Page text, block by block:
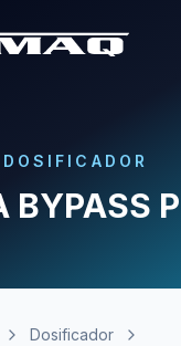
DOSIFICADOR
BYPASS
Dosificador